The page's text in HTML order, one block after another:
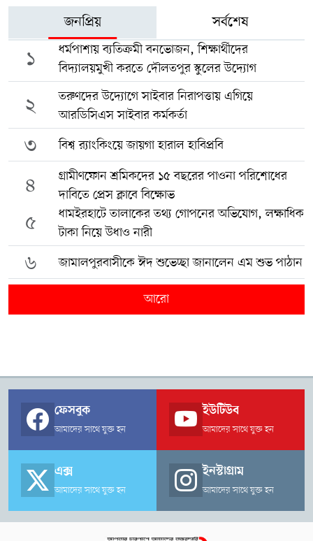
জনপ্রিয় সর্বশেষ
১
ধর্মপাশায় ব্যতিক্রমী বনভোজন, শিক্ষার্থীদের
বিদ্যালয়মুখী করতে দৌলতপুর স্কুলের উদ্যোগ
২
তরুণদের উদ্যোগে সাইবার নিরাপত্তায় এগিয়ে
আরডিসিএস সাইবার কর্মকর্তা
৩ বিশ্ব র‍্যাংকিংয়ে জায়গা হারাল হাবিপ্রবি
৪
গ্রামীণফোন শ্রমিকদের ১৫ বছরের পাওনা পরিশোধের
দাবিতে প্রেস ক্লাবে বিক্ষোভ
৫
ধামইরহাটে তালাকের তথ্য গোপনের অভিযোগ, লক্ষাধিক
টাকা নিয়ে উধাও নারী
৬ জামালপুরবাসীকে ঈদ শুভেচ্ছা জানালেন এম শুভ পাঠান
আরো
ফেসবুক
আমাদের সাথে যুক্ত হন
ইউটিউব
আমাদের সাথে যুক্ত হন
এক্স
আমাদের সাথে যুক্ত হন
ইনস্টাগ্রাম
আমাদের সাথে যুক্ত হন